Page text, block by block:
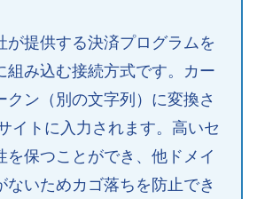
が提供する決済プログラムを
組み込む接続方式です。カー
クン（別の文字列）に変換さ
イトに入力されます。高いセ
を保つことができ、他ドメイ
ないためカゴ落ちを防止でき